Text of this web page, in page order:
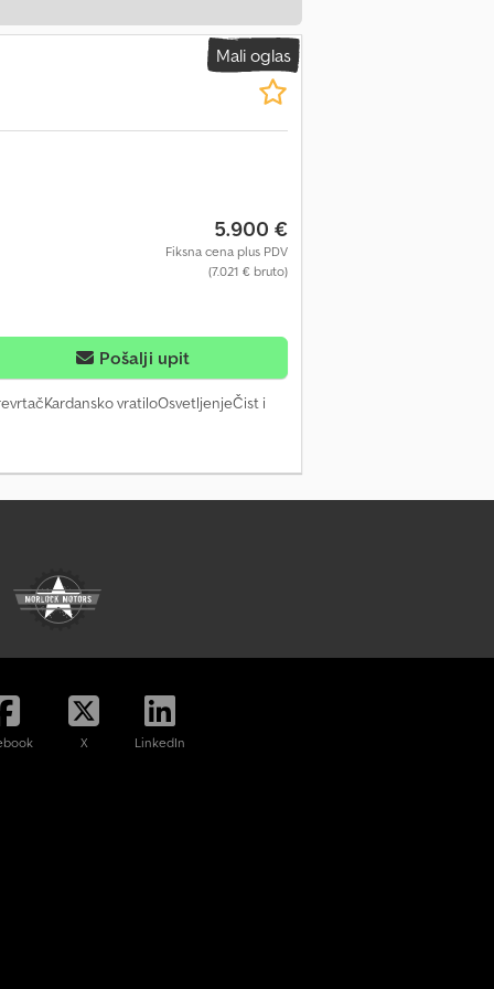
Mali oglas
5.900 €
Fiksna cena plus PDV
(7.021 € bruto)
Pošalji upit
vratiloOsvetljenjeČist i
X LinkedIn